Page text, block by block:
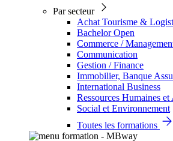
Par secteur
Achat Tourisme &
Bachelor Open
Commerce /
Communication
Gestion / Finance
Immobilier, Banque
International Business
Ressources Humaines
Social et Environnement
Toutes les formations